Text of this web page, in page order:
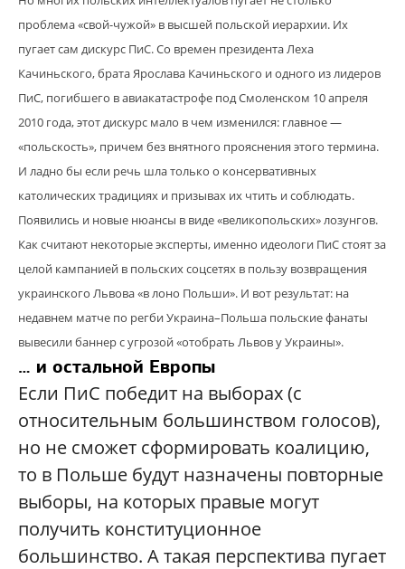
проблема «свой-чужой» в высшей польской иерархии. Их
пугает сам дискурс ПиС. Со времен президента Леха
Качиньского, брата Ярослава Качиньского и одного из лидеров
ПиС, погибшего в авиакатастрофе под Смоленском 10 апреля
2010 года, этот дискурс мало в чем изменился: главное —
«польскость», причем без внятного прояснения этого термина.
И ладно бы если речь шла только о консервативных
католических традициях и призывах их чтить и соблюдать.
Появились и новые нюансы в виде «великопольских» лозунгов.
Как считают некоторые эксперты, именно идеологи ПиС стоят за
целой кампанией в польских соцсетях в пользу возвращения
украинского Львова «в лоно Польши». И вот результат: на
недавнем матче по регби Украина–Польша польские фанаты
вывесили баннер с угрозой «отобрать Львов у Украины».
… и остальной Европы
Если ПиС победит на выборах (с
относительным большинством голосов),
но не сможет сформировать коалицию,
то в Польше будут назначены повторные
выборы, на которых правые могут
получить конституционное
большинство. А такая перспектива пугает